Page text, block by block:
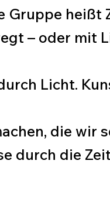
heißt
– oder mit
Licht.
die wir
durch die